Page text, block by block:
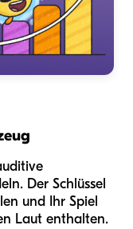
Der Schlüssel
und Ihr Spiel
Laut enthalten.